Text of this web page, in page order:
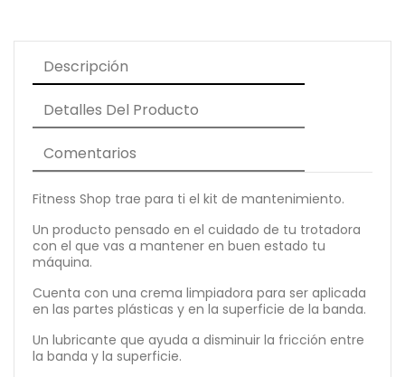
Descripción
Detalles Del Producto
Comentarios
Fitness Shop trae para ti el kit de mantenimiento.
Un producto pensado en el cuidado de tu trotadora
con el que vas a mantener en buen estado tu
máquina.
Cuenta con una crema limpiadora para ser aplicada
en las partes plásticas y en la superficie de la banda.
Un lubricante que ayuda a disminuir la fricción entre
la banda y la superficie.